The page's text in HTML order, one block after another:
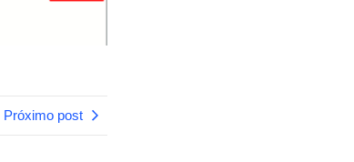
Próximo post